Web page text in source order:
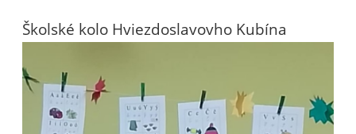
Školské kolo Hviezdoslavovho Kubína